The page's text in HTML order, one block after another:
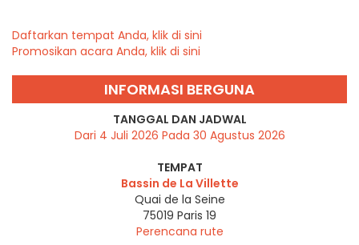
Daftarkan tempat Anda, klik di sini
Promosikan acara Anda, klik di sini
INFORMASI BERGUNA
TANGGAL DAN JADWAL
Dari 4 Juli 2026 Pada 30 Agustus 2026
TEMPAT
Bassin de La Villette
Quai de la Seine
75019 Paris 19
Perencana rute